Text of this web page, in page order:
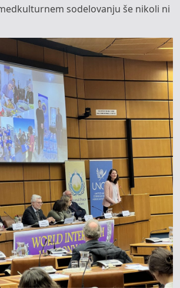
sodelovanju še nikoli ni